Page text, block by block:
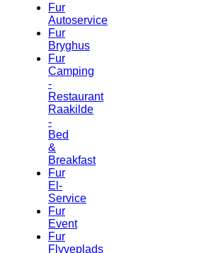
Fur
Autoservice
Fur
Bryghus
Fur
Camping
-
Restaurant
Raakilde
-
Bed
&
Breakfast
Fur
El-
Service
Fur
Event
Fur
Flyveplads